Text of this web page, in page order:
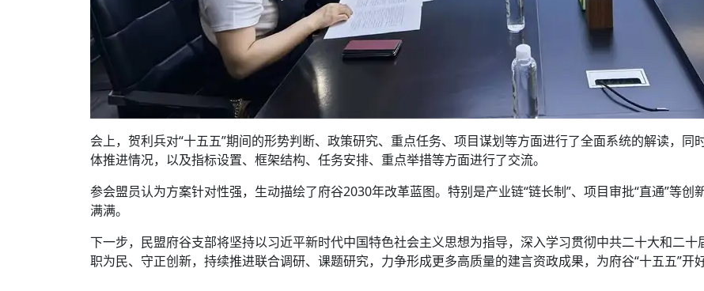
会上，贺利兵对“十五五”期间的形势判断、政策研究、重点任务、项目谋划等方面进行了全面系统的解读，同
体推进情况，以及指标设置、框架结构、任务安排、重点举措等方面进行了交流。
参会盟员认为方案针对性强，生动描绘了府谷2030年改革蓝图。特别是产业链“链长制”、项目审批“直通”等
满满。
下一步，民盟府谷支部将坚持以习近平新时代中国特色社会主义思想为指导，深入学习贯彻中共二十大和二
职为民、守正创新，持续推进联合调研、课题研究，力争形成更多高质量的建言资政成果，为府谷“十五五”开